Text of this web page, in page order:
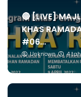
🔴 [LIVE]
KHAS
#06...
Unknown 4